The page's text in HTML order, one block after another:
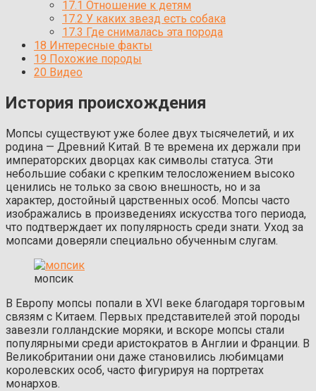
17.1 Отношение к детям
17.2 У каких звезд есть собака
17.3 Где снималась эта порода
18 Интересные факты
19 Похожие породы
20 Видео
История происхождения
Мопсы существуют уже более двух тысячелетий, и их
родина — Древний Китай. В те времена их держали при
императорских дворцах как символы статуса. Эти
небольшие собаки с крепким телосложением высоко
ценились не только за свою внешность, но и за
характер, достойный царственных особ. Мопсы часто
изображались в произведениях искусства того периода,
что подтверждает их популярность среди знати. Уход за
мопсами доверяли специально обученным слугам.
мопсик
В Европу мопсы попали в XVI веке благодаря торговым
связям с Китаем. Первых представителей этой породы
завезли голландские моряки, и вскоре мопсы стали
популярными среди аристократов в Англии и Франции. В
Великобритании они даже становились любимцами
королевских особ, часто фигурируя на портретах
монархов.